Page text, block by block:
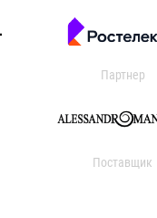
Партнер
Поставщик